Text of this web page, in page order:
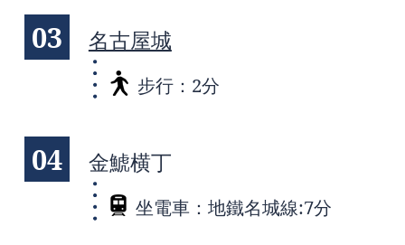
03 名古屋城
步行：2分
04 金鯱横丁
坐電車：地鐵名城線:7分